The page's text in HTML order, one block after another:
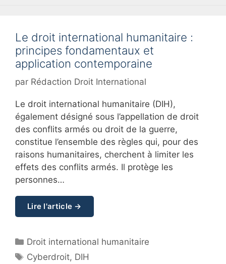
Le droit international humanitaire :
principes fondamentaux et
application contemporaine
par Rédaction Droit International
Le droit international humanitaire (DIH),
également désigné sous l’appellation de droit
des conflits armés ou droit de la guerre,
constitue l’ensemble des règles qui, pour des
raisons humanitaires, cherchent à limiter les
effets des conflits armés. Il protège les
personnes…
Lire l'article →
Catégories
Droit international humanitaire
Étiquettes
Cyberdroit, DIH